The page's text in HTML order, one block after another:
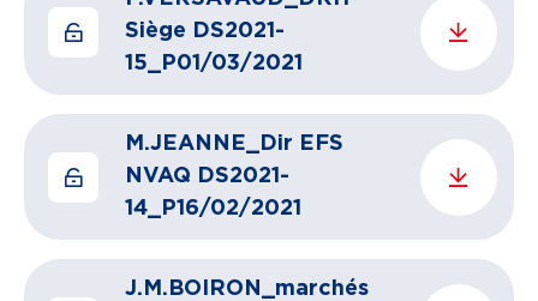
Siège DS2021-
15_P01/03/2021
M.JEANNE_Dir EFS
NVAQ DS2021-
14_P16/02/2021
J.M.BOIRON_marchés